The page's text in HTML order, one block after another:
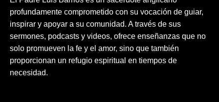
profundamente comprometido con su vocación de guiar,
inspirar y apoyar a su comunidad. A través de sus
sermones, podcasts y videos, ofrece enseñanzas que no
solo promueven la fe y el amor, sino que también
proporcionan un refugio espiritual en tiempos de
necesidad.